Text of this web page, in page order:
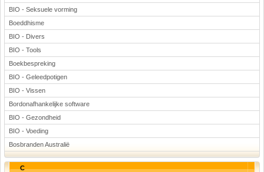
BIO - Seksuele vorming
Boeddhisme
BIO - Divers
BIO - Tools
Boekbespreking
BIO - Geleedpotigen
BIO - Vissen
Bordonafhankelijke software
BIO - Gezondheid
BIO - Voeding
Bosbranden Australië
C